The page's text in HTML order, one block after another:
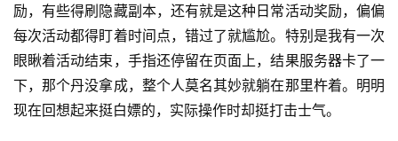
励，有些得刷隐藏副本，还有就是这种日常活动奖励，偏偏
每次活动都得盯着时间点，错过了就尴尬。特别是我有一次
眼瞅着活动结束，手指还停留在页面上，结果服务器卡了一
下，那个丹没拿成，整个人莫名其妙就躺在那里杵着。明明
现在回想起来挺白嫖的，实际操作时却挺打击士气。